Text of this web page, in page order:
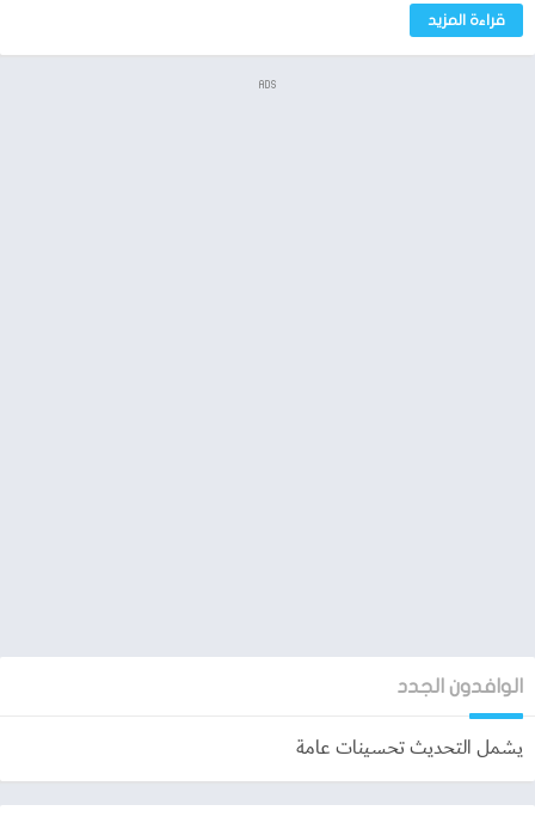
يقدم برنامج موجز خدمة متطورة تقدم المعلومات المتوفرة عن أي
مركبة مستعملة منذ تاريخ دخولها إلى المملكة العربية السعودية،
مرتبطة الخدمة في الجهات الحكومية
الحصول على تقرير موجز تقدر توازن بين سعر السيّارة المستعملة
وإجمالي التّكلفة المقدّرة لإصلاح المركبة.. مع موجز قرّر صح
سجلات التأمين للسيارة
قراءة المزيد
ADS
الوافدون الجدد
يشمل التحديث تحسينات عامة